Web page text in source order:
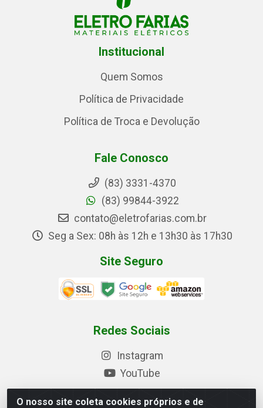
O nosso site coleta cookies próprios e de
Institucional
Quem Somos
Política de Privacidade
Política de Troca e Devolução
Fale Conosco
(83) 3331-4370
(83) 99844-3922
contato@eletrofarias.com.br
Seg a Sex: 08h às 12h e 13h30 às 17h30
Site Seguro
Redes Sociais
Instagram
YouTube
Formas de Pagamento